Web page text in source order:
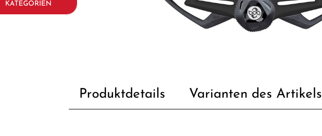
KATEGORIEN
Produktdetails Varianten des Artikels